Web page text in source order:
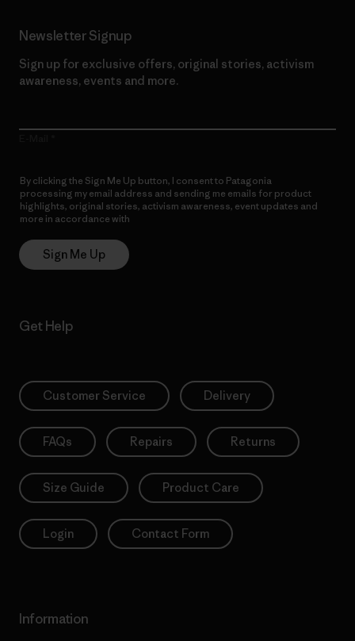
Newsletter Signup
Sign up for exclusive offers, original stories, activism
awareness, events and more.
By clicking the Sign Me Up button, I consent to Patagonia
processing my email address and sending me emails for product
highlights, original stories, activism awareness, event updates and
more in accordance with
Sign Me Up
Get Help
Customer Service Delivery
FAQs Repairs Returns
Size Guide Product Care
Login Contact Form
Information